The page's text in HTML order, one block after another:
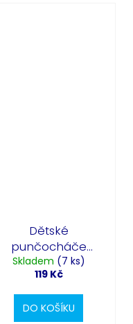
Dětské
punčocháče
Včelka Mája 3-6let
Skladem (7 ks)
119 Kč
DO KOŠÍKU